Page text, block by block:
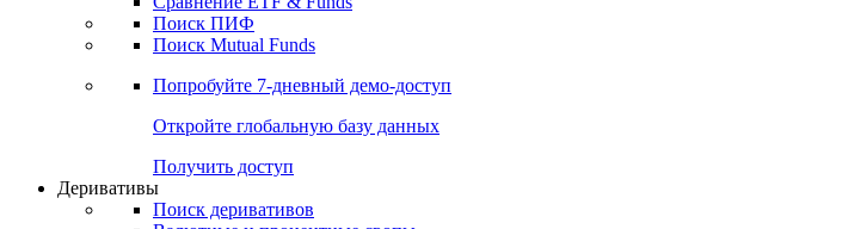
Получить доступ
ETF & Funds
Поиск ETF & Funds
Сравнение ETF & Funds
Поиск ПИФ
Поиск Mutual Funds
Попробуйте7-дневный
Откройте глобальную базу данных